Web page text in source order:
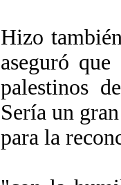
Hizo
aseguró
palestinos
Sería un
para la